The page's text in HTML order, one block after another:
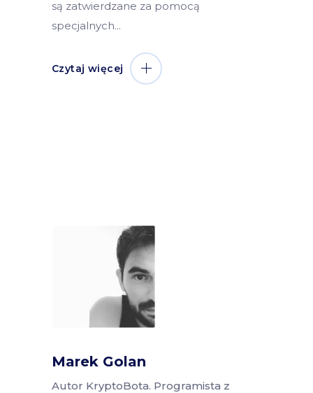
są zatwierdzane za pomocą
specjalnych
Czytaj więcej
Marek Golan
Autor KryptoBota. Programista z